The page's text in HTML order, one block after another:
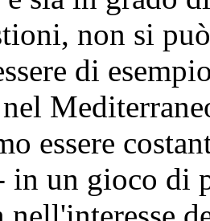
non si
di
essere
in un gioco di